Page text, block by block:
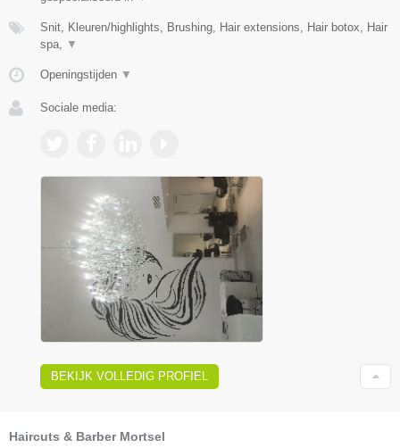
Snit, Kleuren/highlights, Brushing, Hair extensions, Hair botox, Hair
spa,
▼
Openingstijden ▼
Sociale media:
BEKIJK VOLLEDIG PROFIEL
Haircuts & Barber Mortsel